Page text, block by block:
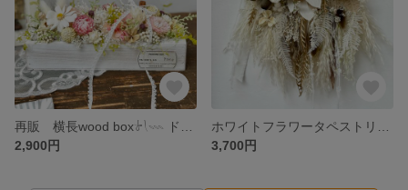
2,900円
3,700円